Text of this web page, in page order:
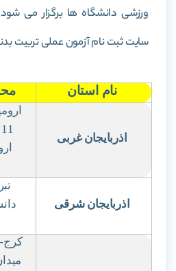
ورزشی دانشگاه ها برگزار می
سایت ثبت نام آزمون عملی تربیت
نام استان
اذربایجان غربی
اذربایجان شرقی